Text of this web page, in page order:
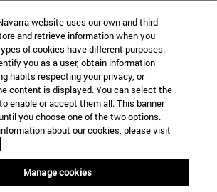
website uses our own and third-
and retrieve information when you
of cookies have different purposes.
you as a user, obtain information
habits respecting your privacy, or
content is displayed. You can select the
enable or accept them all. This banner
you choose one of the two options.
about our cookies, please visit
Manage cookies